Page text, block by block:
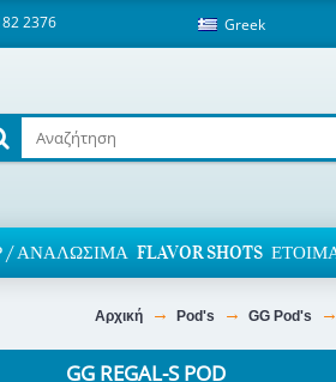
2376 Greek
/ ΑΝΑΛΏΣΙΜΑ FLAVOR SHOTS
Αρχική Pod's GG Pod's
GG REGAL-S POD